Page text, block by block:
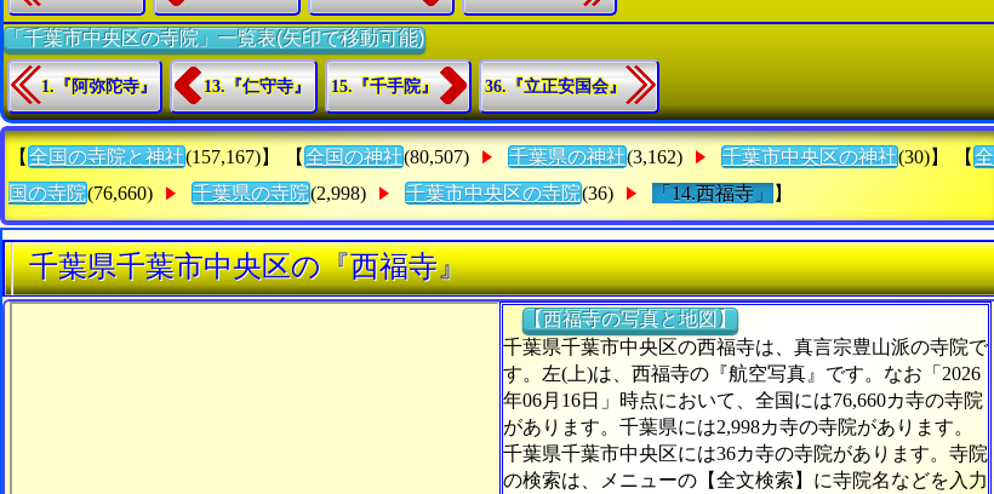
「千葉市中央区の寺院」一覧表(矢印で移動可能)
1.『阿弥陀寺』 13.『仁守寺』 15.『千手院』 36.『立正安国会』
【 全国の寺院と神社(157,167)】 【 全国の神社(80,507) 千葉県の神社(3,162) 千葉市中央区の神社(30)】 【 全
国の寺院(76,660) 千葉県の寺院(2,998) 千葉市中央区の寺院(36) 「14.西福寺」 】
千葉県千葉市中央区の『西福寺』
【西福寺の写真と地図】
千葉県千葉市中央区の西福寺は、真言宗豊山派の寺院で
す。左(上)は、西福寺の『航空写真』です。なお「2026
年06月16日」時点において、全国には76,660カ寺の寺院
があります。千葉県には2,998カ寺の寺院があります。
千葉県千葉市中央区には36カ寺の寺院があります。寺院
の検索は、メニューの【全文検索】に寺院名などを入力